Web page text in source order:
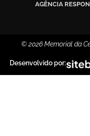
AGÊNCIA
© 2026 Memorial da
Desenvolvido por: